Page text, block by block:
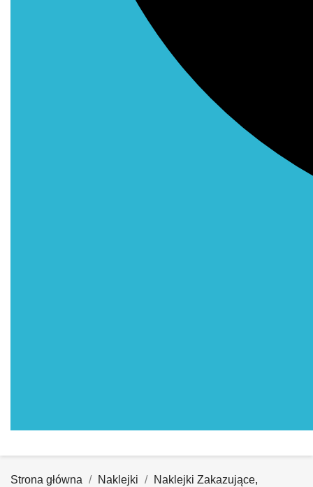
Strona główna Naklejki
Naklejki Zakazujące,